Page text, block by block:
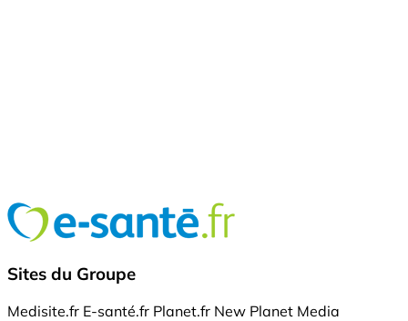
Sites du Groupe
Medisite.fr E-santé.fr Planet.fr New Planet Media